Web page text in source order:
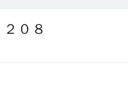
０８